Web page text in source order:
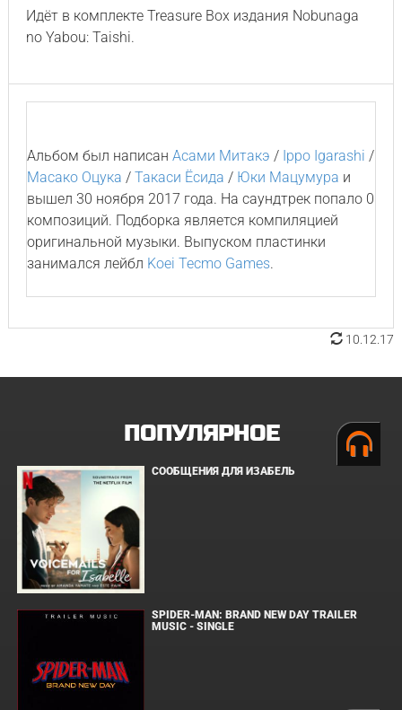
Идёт в комплекте Treasure Box издания Nobunaga
no Yabou: Taishi.
Альбом был написан Асами Митакэ / Ippo Igarashi /
Масако Оцука / Такаси Ёсида / Юки Мацумура и
вышел 30 ноября 2017 года. На саундтрек попало 0
композиций. Подборка является компиляцией
оригинальной музыки. Выпуском пластинки
занимался лейбл Koei Tecmo Games.
10.12.17
ПОПУЛЯРНОЕ
СООБЩЕНИЯ ДЛЯ ИЗАБЕЛЬ
SPIDER-MAN: BRAND NEW DAY TRAILER
MUSIC - SINGLE